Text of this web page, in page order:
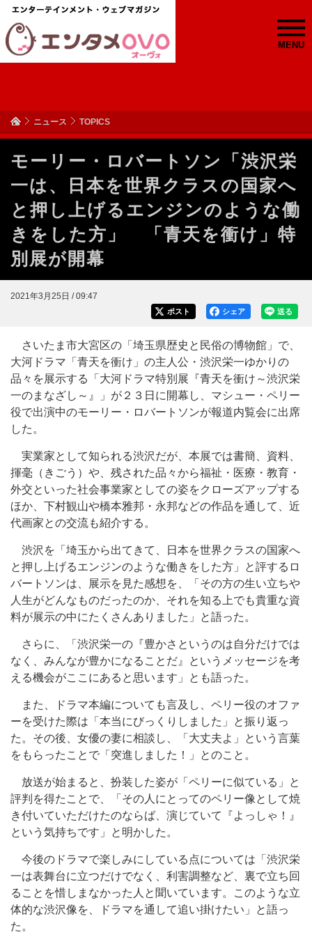
MENU
ニュース TOPICS
モーリー・ロバートソン「渋沢栄
一は、日本を世界クラスの国家へ
と押し上げるエンジンのような働
きをした方」 「青天を衝け」特
別展が開幕
2021年3月25日 / 09:47
送る
シェア
ポスト
さいたま市大宮区の「埼玉県歴史と民俗の博物館」で、
大河ドラマ「青天を衝け」の主人公・渋沢栄一ゆかりの
品々を展示する「大河ドラマ特別展『青天を衝け～渋沢栄
一のまなざし～』」が２３日に開幕し、マシュー・ペリー
役で出演中のモーリー・ロバートソンが報道内覧会に出席
した。
実業家として知られる渋沢だが、本展では書簡、資料、
揮毫（きごう）や、残された品々から福祉・医療・教育・
外交といった社会事業家としての姿をクローズアップする
ほか、下村観山や橋本雅邦・永邦などの作品を通して、近
代画家との交流も紹介する。
渋沢を「埼玉から出てきて、日本を世界クラスの国家へ
と押し上げるエンジンのような働きをした方」と評するロ
バートソンは、展示を見た感想を、「その方の生い立ちや
人生がどんなものだったのか、それを知る上でも貴重な資
料が展示の中にたくさんありました」と語った。
さらに、「渋沢栄一の『豊かさというのは自分だけでは
なく、みんなが豊かになることだ』というメッセージを考
える機会がここにあると思います」とも語った。
また、ドラマ本編についても言及し、ペリー役のオファ
ーを受けた際は「本当にびっくりしました」と振り返っ
た。その後、女優の妻に相談し、「大丈夫よ」という言葉
をもらったことで「突進しました！」とのこと。
放送が始まると、扮装した姿が「ペリーに似ている」と
評判を得たことで、「その人にとってのペリー像として焼
き付いていただけたのならば、演じていて『よっしゃ！』
という気持ちです」と明かした。
今後のドラマで楽しみにしている点については「渋沢栄
一は表舞台に立つだけでなく、利害調整など、裏で立ち回
ることを惜しまなかった人と聞いています。このような立
体的な渋沢像を、ドラマを通して追い掛けたい」と語っ
た。